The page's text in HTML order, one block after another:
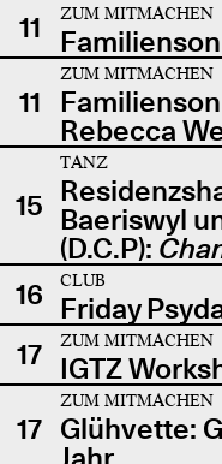
11
ZUM MITMACHEN
11
ZUM MITMACHEN
Rebecca
15
TANZ
Baeriswyl
(D.C.P):
16
CLUB
Friday
17
ZUM MITMACHEN
IGTZ
17
ZUM MITMACHEN
Glühvette: